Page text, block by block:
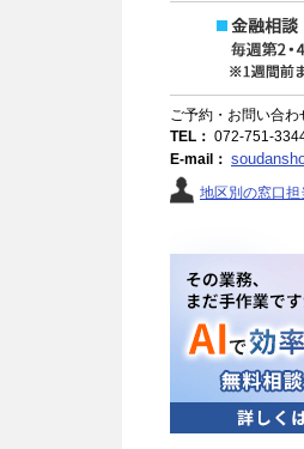
ご予約・お問い合わ
TEL： 072-751-
E-mail：
地区別の窓口担